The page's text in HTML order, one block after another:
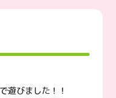
遊びました！！